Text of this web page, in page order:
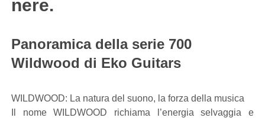
nere.
Panoramica della serie 700
Wildwood di Eko Guitars
WILDWOOD: La natura del suono, la forza della musica
Il nome WILDWOOD richiama l’energia selvaggia e